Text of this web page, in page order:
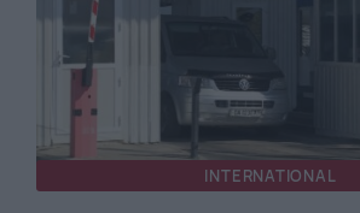
INTERNATIONAL